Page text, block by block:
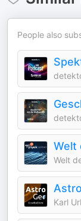
People also
Welt
Welt
Karl